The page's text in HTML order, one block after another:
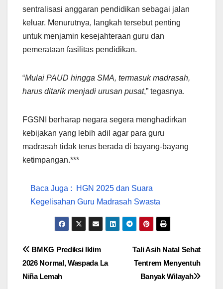
sentralisasi anggaran pendidikan sebagai jalan
keluar. Menurutnya, langkah tersebut penting
untuk menjamin kesejahteraan guru dan
pemerataan fasilitas pendidikan.
“Mulai PAUD hingga SMA, termasuk madrasah,
harus ditarik menjadi urusan pusat,” tegasnya.
FGSNI berharap negara segera menghadirkan
kebijakan yang lebih adil agar para guru
madrasah tidak terus berada di bayang-bayang
ketimpangan.***
Baca Juga :
HGN 2025 dan Suara
Kegelisahan Guru Madrasah Swasta
Navigasi
pos
Tali Asih Natal Sehat
Tentrem Menyentuh
Banyak Wilayah
BMKG Prediksi Iklim
2026 Normal, Waspada La
Niña Lemah